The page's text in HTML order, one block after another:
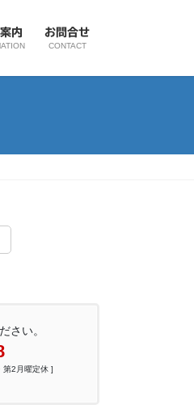
内 お問合せ
CONTACT
さい。
2月曜定休 ]